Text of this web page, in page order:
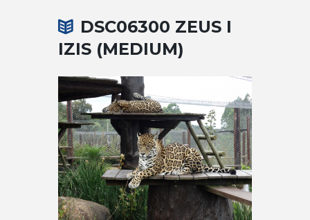
DSC06300 ZEUS I
IZIS (MEDIUM)